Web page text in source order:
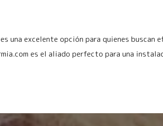
es una excelente opción para quienes
es el aliado perfecto para una